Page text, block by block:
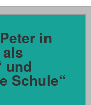
in
und
Schule“